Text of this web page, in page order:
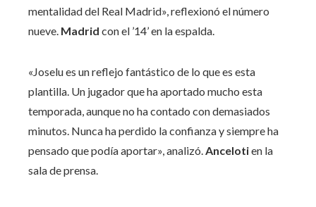
mentalidad del Real Madrid», reflexionó el número
nueve. Madrid con el ’14’ en la espalda.
«Joselu es un reflejo fantástico de lo que es esta
plantilla. Un jugador que ha aportado mucho esta
temporada, aunque no ha contado con demasiados
minutos. Nunca ha perdido la confianza y siempre ha
pensado que podía aportar», analizó.Ancelotien la
sala de prensa.